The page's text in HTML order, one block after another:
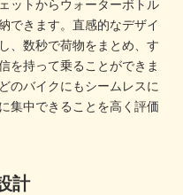
ットからウォーターボトル
できます。直感的なデザイ
、数秒で荷物をまとめ、す
を持って乗ることができま
のバイクにもシームレスに
集中できることを高く評価
計